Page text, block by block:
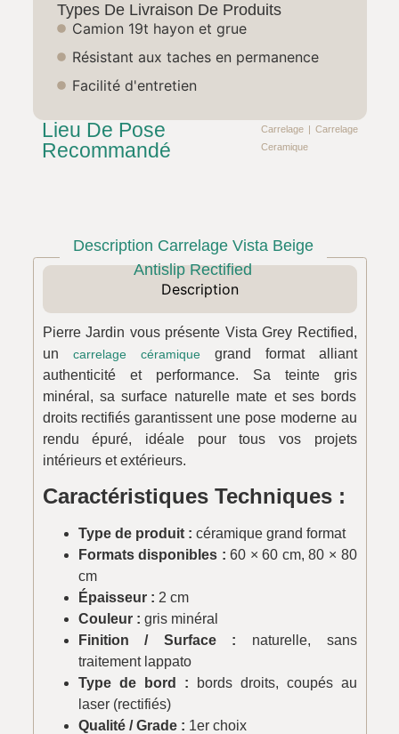
Types De Livraison De Produits
Camion 19t hayon et grue
Résistant aux taches en permanence​
Facilité d'entretien​
Lieu De Pose
Recommandé
Carrelage | Carrelage
Ceramique
Description Carrelage Vista Beige
Antislip Rectified
Description
Pierre Jardin vous présente Vista Grey Rectified,
un carrelage céramiquegrand format alliant
authenticité et performance. Sa teinte gris
minéral, sa surface naturelle mate et ses bords
droits rectifiés garantissent une pose moderne au
rendu épuré, idéale pour tous vos projets
intérieurs et extérieurs.
Caractéristiques Techniques :
Type de produit : céramique grand format
Formats disponibles : 60 × 60 cm, 80 × 80
cm
Épaisseur : 2 cm
Couleur : gris minéral
Finition / Surface : naturelle, sans
traitement lappato
Type de bord : bords droits, coupés au
laser (rectifiés)
Qualité / Grade : 1er choix